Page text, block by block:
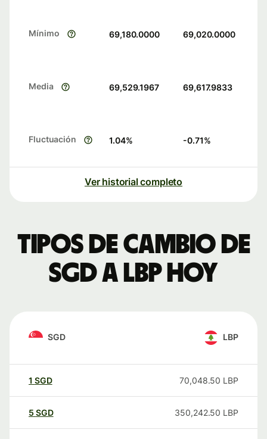
Mínimo 69,180.0000 69,020.0000
Media 69,529.1967 69,617.9833
Fluctuación 1.04% -0.71%
Ver historial completo
Tipos de cambio de
SGD a LBP hoy
SGD LBP
1 SGD 70,048.50 LBP
5 SGD 350,242.50 LBP